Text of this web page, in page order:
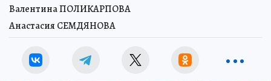
Валентина ПОЛИКАРПОВА
Анастасия СЕМДЯНОВА